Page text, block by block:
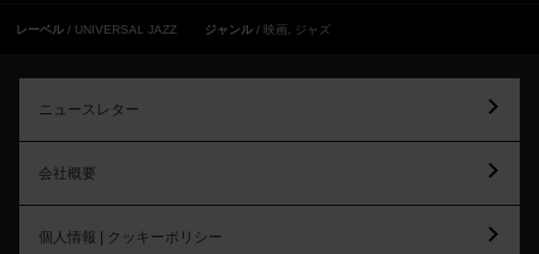
レーベル UNIVERSAL JAZZ ジャンル 映画 ジャズ
ニュースレター
会社概要
個人情報 | クッキーポリシー